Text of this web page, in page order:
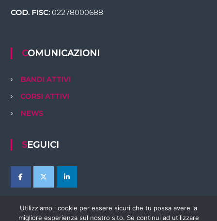
COD. FISC:02278000688
COMUNICAZIONI
BANDI ATTIVI
CORSI ATTIVI
NEWS
SEGUICI
Utilizziamo i cookie per essere sicuri che tu possa avere la
migliore esperienza sul nostro sito. Se continui ad utilizzare